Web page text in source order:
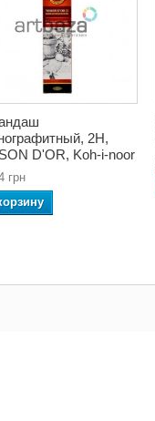
2H,
D'OR, Koh-i-noor
грн